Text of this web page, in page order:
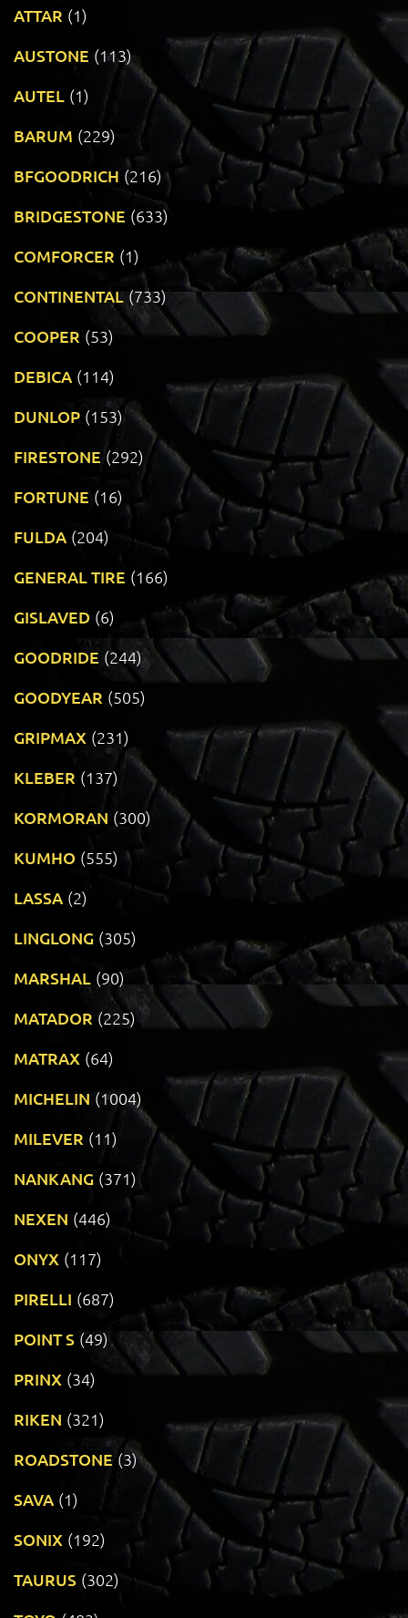
ATTAR (1)
AUSTONE (113)
AUTEL (1)
BARUM (229)
BFGOODRICH (216)
BRIDGESTONE (633)
COMFORCER (1)
CONTINENTAL (733)
COOPER (53)
DEBICA (114)
DUNLOP (153)
FIRESTONE (292)
FORTUNE (16)
FULDA (204)
GENERAL TIRE (166)
GISLAVED (6)
GOODRIDE (244)
GOODYEAR (505)
GRIPMAX (231)
KLEBER (137)
KORMORAN (300)
KUMHO (555)
LASSA (2)
LINGLONG (305)
MARSHAL (90)
MATADOR (225)
MATRAX (64)
MICHELIN (1004)
MILEVER (11)
NANKANG (371)
NEXEN (446)
ONYX (117)
PIRELLI (687)
POINT S (49)
PRINX (34)
RIKEN (321)
ROADSTONE (3)
SAVA (1)
SONIX (192)
TAURUS (302)